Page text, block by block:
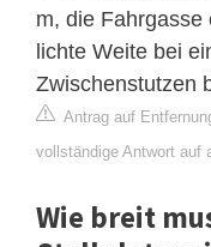
m, die
lichte Weite bei
Zwischenstutzen
Antrag auf
vollständige Antwort auf
Wie breit